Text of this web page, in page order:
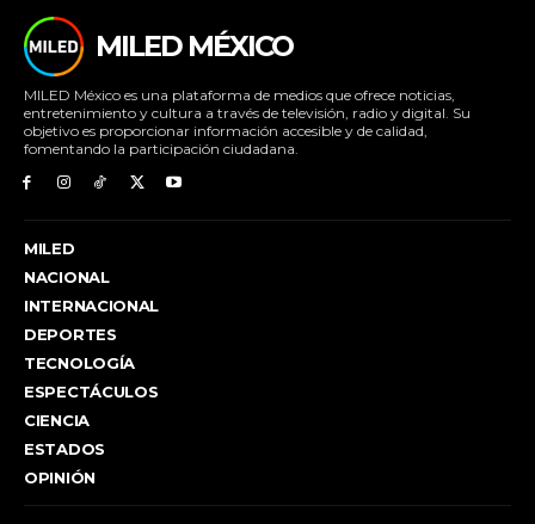
MILED MÉXICO
MILED México es una plataforma de medios que ofrece noticias,
entretenimiento y cultura a través de televisión, radio y digital. Su
objetivo es proporcionar información accesible y de calidad,
fomentando la participación ciudadana.
MILED
NACIONAL
INTERNACIONAL
DEPORTES
TECNOLOGÍA
ESPECTÁCULOS
CIENCIA
ESTADOS
OPINIÓN